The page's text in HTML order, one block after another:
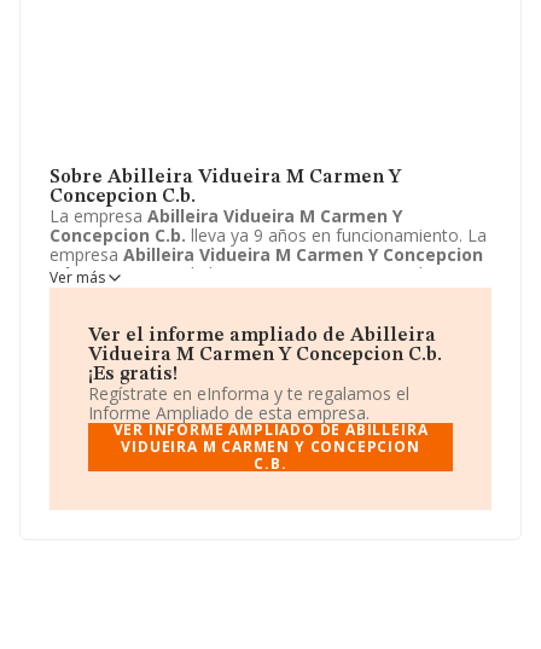
Sobre Abilleira Vidueira M Carmen Y
Concepcion C.b.
La empresa Abilleira Vidueira M Carmen Y
Concepcion C.b. lleva ya 9 años en funcionamiento. La
empresa Abilleira Vidueira M Carmen Y Concepcion
C.b.sita en Avenida la Coruña, 58 - 5, Pontevedra,
Pontevedra. La actividad CNAE de esta compañía es
La empreaAbilleira Vidueira M Carmen Y
Concepcion C.b.se registra como Comunidad de
bienes.
Ver más
Ver el informe ampliado de Abilleira
Vidueira M Carmen Y Concepcion C.b.
¡Es gratis!
Regístrate en eInforma y te regalamos el
Informe Ampliado de esta empresa.
VER INFORME AMPLIADO DE ABILLEIRA
VIDUEIRA M CARMEN Y CONCEPCION
C.B.